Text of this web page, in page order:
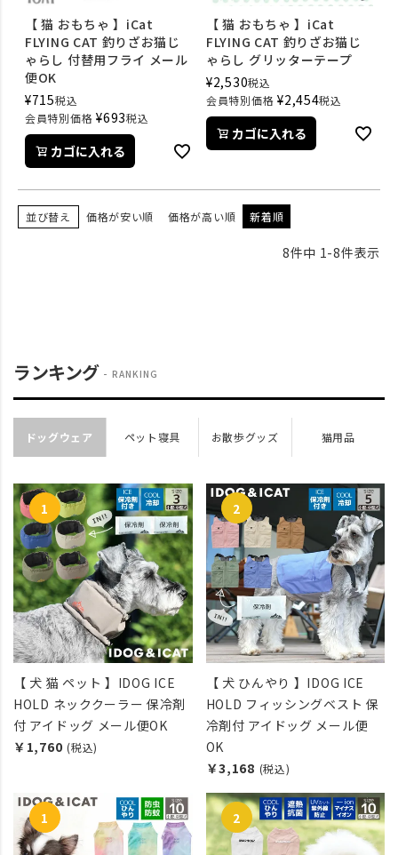
【 猫 おもちゃ 】iCat
FLYING CAT 釣りざお猫じ
ゃらし 付替用フライ メール
便OK
¥715税込
会員特別価格 ¥693税込
カゴに入れる
【 猫 おもちゃ 】iCat
FLYING CAT 釣りざお猫じ
ゃらし グリッターテープ
¥2,530税込
会員特別価格 ¥2,454税込
カゴに入れる
並び替え 価格が安い順 価格が高い順 新着順
8件中 1-8件表示
ランキング RANKING
ドッグウェア ペット寝具 お散歩グッズ 猫用品
【 犬 猫 ペット 】IDOG ICE
HOLD ネッククーラー 保冷剤
付 アイドッグ メール便OK
￥1,760 (税込)
【 犬 ひんやり 】IDOG ICE
HOLD フィッシングベスト 保
冷剤付 アイドッグ メール便
OK
￥3,168 (税込)